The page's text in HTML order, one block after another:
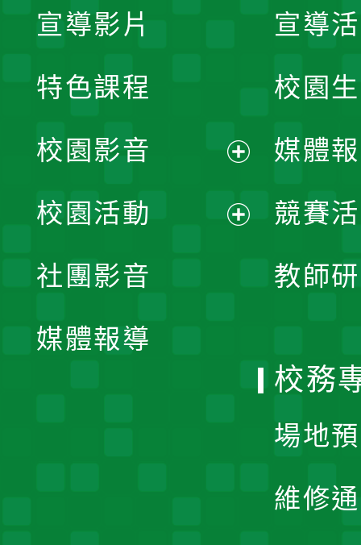
宣導
校園
媒體
競賽
教師
宣導影片
特色課程
校園影音
開
校園活動
社團影音
媒體報導
校務
場地
維修